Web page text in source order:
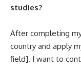
studies?
After completing
country and apply
field]. I want to